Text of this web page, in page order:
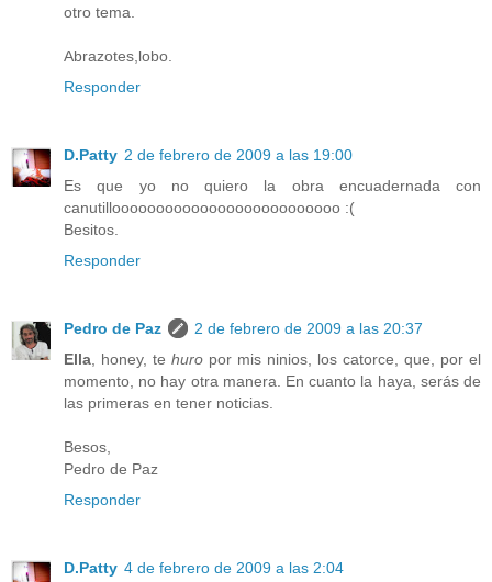
otro tema.
Abrazotes,lobo.
Responder
D.Patty 2 de febrero de 2009 a las 19:00
Es que yo no quiero la obra encuadernada con
canutilloooooooooooooooooooooooooo :(
Besitos.
Responder
Pedro de Paz
2 de febrero de 2009 a las 20:37
Ella , honey, te huro por mis ninios, los catorce, que, por el
momento, no hay otra manera. En cuanto la haya, serás de
las primeras en tener noticias.
Besos,
Pedro de Paz
Responder
D.Patty 4 de febrero de 2009 a las 2:04